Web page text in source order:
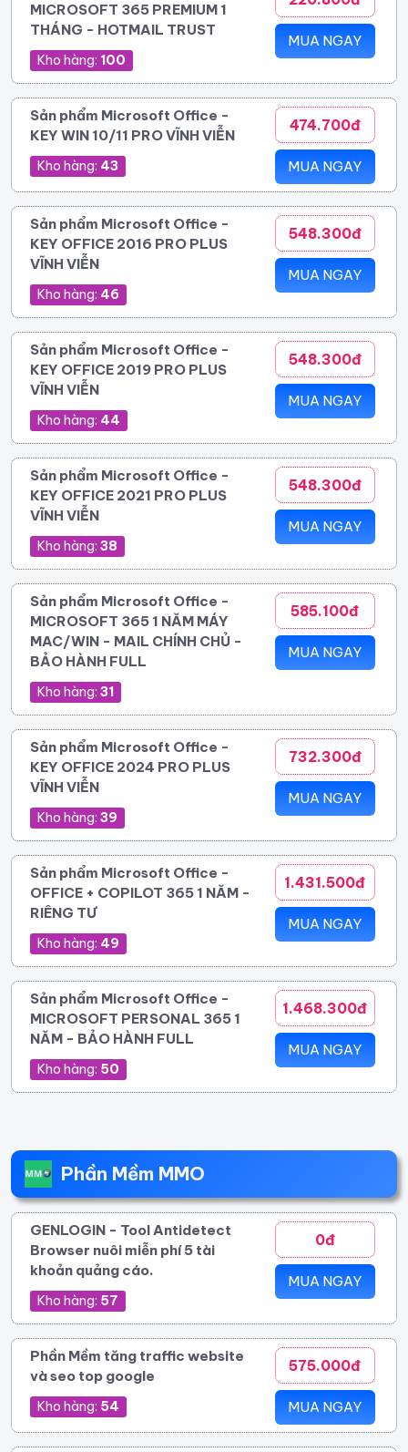
MICROSOFT 365 PREMIUM 1
THÁNG - HOTMAIL TRUST
Kho hàng: 100
MUA NGAY
Sản phẩm Microsoft Office -
KEY WIN 10/11 PRO VĨNH VIỄN
Kho hàng: 43
474.700đ
MUA NGAY
Sản phẩm Microsoft Office -
KEY OFFICE 2016 PRO PLUS
VĨNH VIỄN
Kho hàng: 46
548.300đ
MUA NGAY
Sản phẩm Microsoft Office -
KEY OFFICE 2019 PRO PLUS
VĨNH VIỄN
Kho hàng: 44
548.300đ
MUA NGAY
Sản phẩm Microsoft Office -
KEY OFFICE 2021 PRO PLUS
VĨNH VIỄN
Kho hàng: 38
548.300đ
MUA NGAY
Sản phẩm Microsoft Office -
MICROSOFT 365 1 NĂM MÁY
MAC/WIN - MAIL CHÍNH CHỦ -
BẢO HÀNH FULL
Kho hàng: 31
585.100đ
MUA NGAY
Sản phẩm Microsoft Office -
KEY OFFICE 2024 PRO PLUS
VĨNH VIỄN
Kho hàng: 39
732.300đ
MUA NGAY
Sản phẩm Microsoft Office -
OFFICE + COPILOT 365 1 NĂM -
RIÊNG TƯ
Kho hàng: 49
1.431.500đ
MUA NGAY
Sản phẩm Microsoft Office -
MICROSOFT PERSONAL 365 1
NĂM - BẢO HÀNH FULL
Kho hàng: 50
1.468.300đ
MUA NGAY
Phần Mềm MMO
GENLOGIN - Tool Antidetect
Browser nuôi miễn phí 5 tài
khoản quảng cáo.
Kho hàng: 57
0đ
MUA NGAY
Phần Mềm tăng traffic website
và seo top google
Kho hàng: 54
575.000đ
MUA NGAY